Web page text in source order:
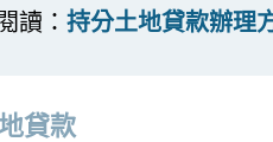
讀： 持分土地貸款辦理
貸款